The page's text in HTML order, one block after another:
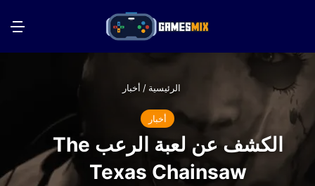
الرئيسية / أخبار
أخبار
الكشف عن لعبة الرعب The
Texas Chainsaw